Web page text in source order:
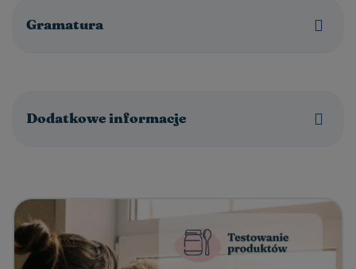
Gramatura
Dodatkowe informacje